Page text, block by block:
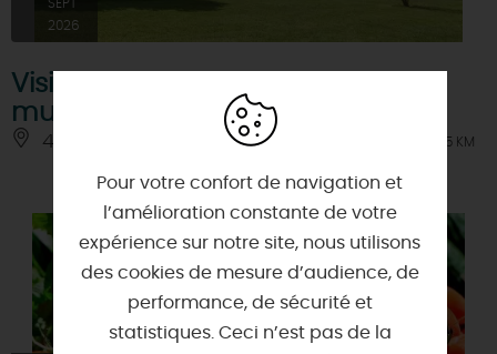
SEPT
2026
Visite de la tour Chappe et du
musée du télégraphe électrique
45130 - BACCON À 5.5 KM
Pour votre confort de navigation et
l’amélioration constante de votre
expérience sur notre site, nous utilisons
des cookies de mesure d’audience, de
performance, de sécurité et
statistiques. Ceci n’est pas de la